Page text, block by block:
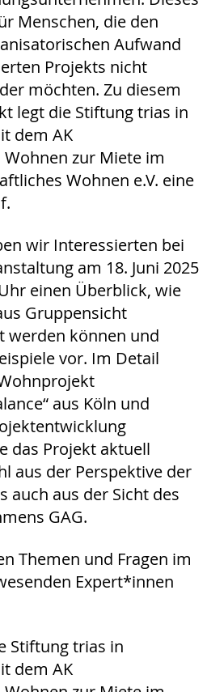
Menschen, die den
Aufwand
Projekts nicht
möchten. Zu diesem
legt die Stiftung trias in
dem AK
zur Miete im
Wohnen e.V. eine
wir Interessierten bei
am 18. Juni 2025
einen Überblick, wie
Gruppensicht
werden können und
vor. Im Detail
aus Köln und
das Projekt aktuell
aus der Perspektive der
auch aus der Sicht des
GAG.
Themen und Fragen im
Expert*innen
Stiftung trias in
dem AK